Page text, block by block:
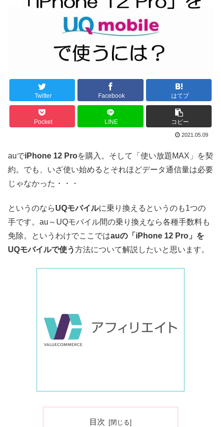
Twitter Facebook はてブ
Pocket LINE コピー
2021.05.09
auでiPhone 12 Proを購入。そして「使い放題MAX」を契
約。でも、いざ使い始めるとそれほどデータ通信量は必要
じゃなかった・・・
というのならUQモバイルに乗り換えるというのも1つの
手です。au～UQモバイル間の乗り換えなら各種手数料も
免除。というわけでここではauの「iPhone 12 Pro」を
UQモバイルで使う方法について解説したいと思います。
目次